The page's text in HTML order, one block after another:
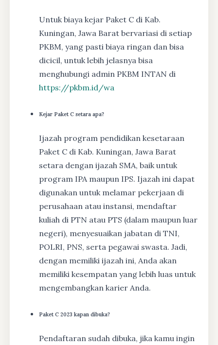
Untuk biaya kejar Paket C di Kab.
Kuningan, Jawa Barat bervariasi di setiap
PKBM, yang pasti biaya ringan dan bisa
dicicil, untuk lebih jelasnya bisa
menghubungi admin PKBM INTAN di
https://pkbm.id/wa
Kejar Paket C setara apa?
Ijazah program pendidikan kesetaraan
Paket C di Kab. Kuningan, Jawa Barat
setara dengan ijazah SMA, baik untuk
program IPA maupun IPS. Ijazah ini dapat
digunakan untuk melamar pekerjaan di
perusahaan atau instansi, mendaftar
kuliah di PTN atau PTS (dalam maupun luar
negeri), menyesuaikan jabatan di TNI,
POLRI, PNS, serta pegawai swasta. Jadi,
dengan memiliki ijazah ini, Anda akan
memiliki kesempatan yang lebih luas untuk
mengembangkan karier Anda.
Paket C 2023 kapan dibuka?
Pendaftaran sudah dibuka, jika kamu ingin